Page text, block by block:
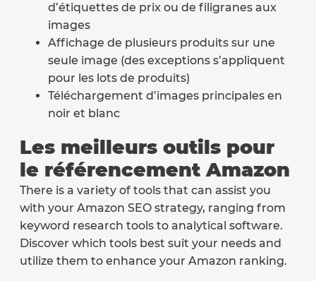
d’étiquettes de prix ou de filigranes aux
images
Affichage de plusieurs produits sur une
seule image (des exceptions s’appliquent
pour les lots de produits)
Téléchargement d’images principales en
noir et blanc
Les meilleurs outils pour
le référencement Amazon
There is a variety of tools that can assist you
with your Amazon SEO strategy, ranging from
keyword research tools to analytical software.
Discover which tools best suit your needs and
utilize them to enhance your Amazon ranking.